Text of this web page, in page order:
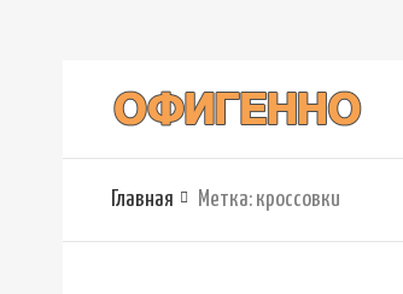
Главная Метка: кроссовки